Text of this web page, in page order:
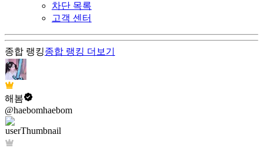
차단 목록
고객 센터
종합 랭킹종합 랭킹 더보기
해봄
@haebomhaebom